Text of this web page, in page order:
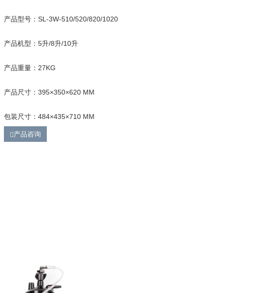
产品型号：SL-3W-510/520/820/1020
产品机型：5升/8升/10升
产品重量：27KG
产品尺寸：395×350×620 MM
包装尺寸：484×435×710 MM
产品咨询